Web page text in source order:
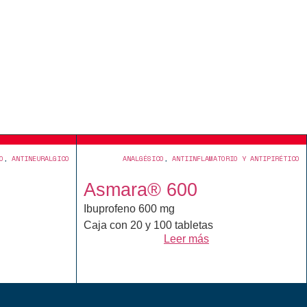
, ANTINEURALGICO ANALGÉSICO , ANTIINFLAMATORIO Y ANTIPIRÉTICO
Asmara® 600
Ibuprofeno 600 mg
Caja con 20 y 100 tabletas
Leer más